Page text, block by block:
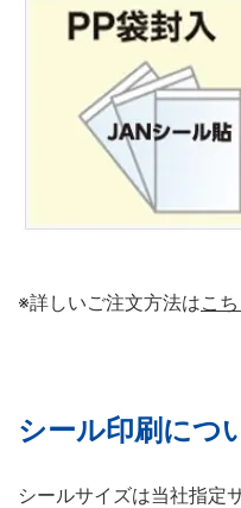
※詳しいご注文方法はこ
シール印刷につ
シールサイズは当社指定